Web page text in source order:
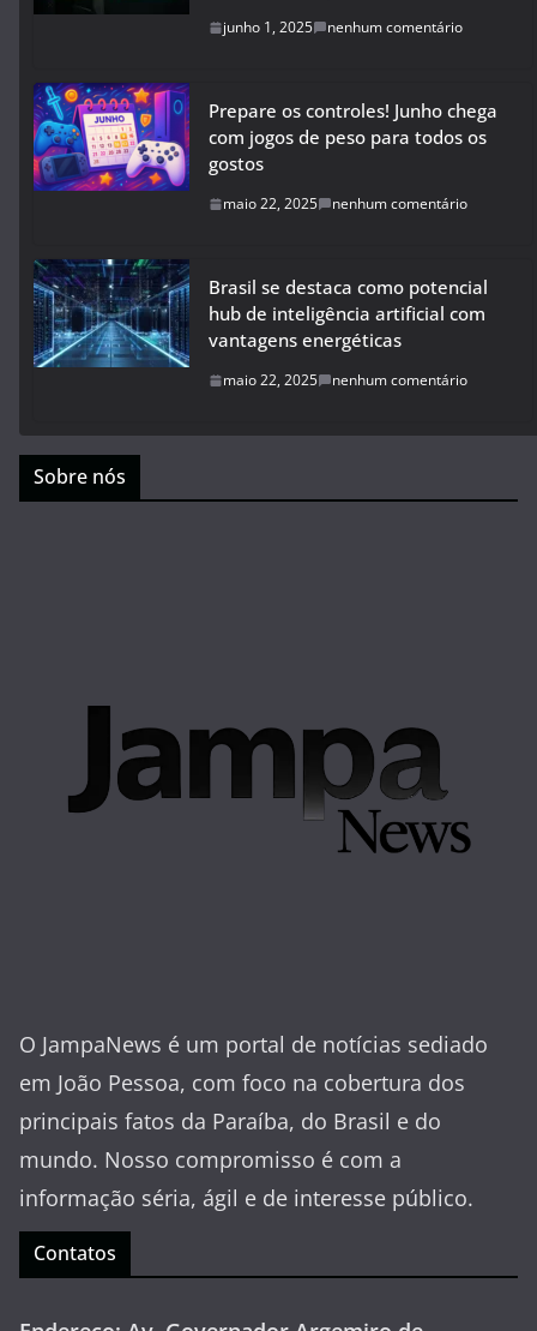
junho 1, 2025 nenhum comentário
Prepare os controles! Junho chega
com jogos de peso para todos os
gostos
maio 22, 2025 nenhum comentário
Brasil se destaca como potencial
hub de inteligência artificial com
vantagens energéticas
maio 22, 2025 nenhum comentário
Sobre nós
O JampaNews é um portal de notícias sediado
em João Pessoa, com foco na cobertura dos
principais fatos da Paraíba, do Brasil e do
mundo. Nosso compromisso é com a
informação séria, ágil e de interesse público.
Contatos